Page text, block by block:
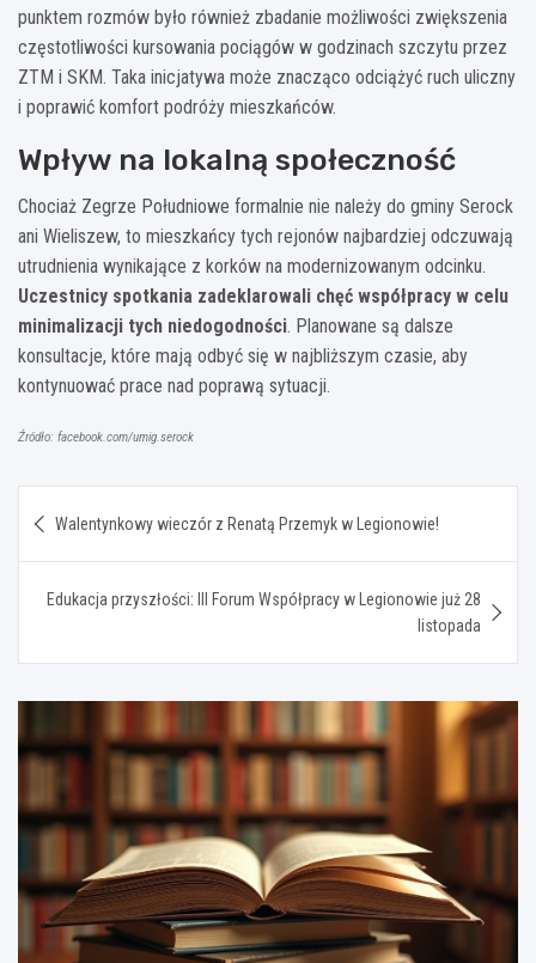
punktem rozmów było również zbadanie możliwości zwiększenia
częstotliwości kursowania pociągów w godzinach szczytu przez
ZTM i SKM. Taka inicjatywa może znacząco odciążyć ruch uliczny
i poprawić komfort podróży mieszkańców.
Wpływ na lokalną społeczność
Chociaż Zegrze Południowe formalnie nie należy do gminy Serock
ani Wieliszew, to mieszkańcy tych rejonów najbardziej odczuwają
utrudnienia wynikające z korków na modernizowanym odcinku.
Uczestnicy spotkania zadeklarowali chęć współpracy w celu
minimalizacji tych niedogodności. Planowane są dalsze
konsultacje, które mają odbyć się w najbliższym czasie, aby
kontynuować prace nad poprawą sytuacji.
Źródło: facebook.com/umig.serock
wpisu
Walentynkowy wieczór z Renatą Przemyk w Legionowie!
Edukacja przyszłości: III Forum Współpracy w Legionowie już 28
listopada